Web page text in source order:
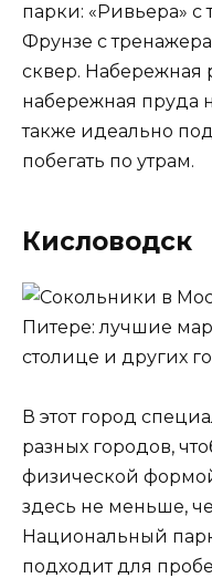
парки: «Ривьера»
Фрунзе с
сквер. Набережная
набережная пруда
также идеально
побегать по утрам.
Кисловодск
В этот город
разных городов,
физической
здесь не меньше,
Национальный
подходит для